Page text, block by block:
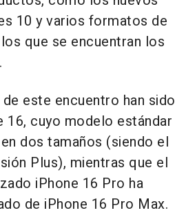
10 y varios formatos de
que se encuentran los
este encuentro han sido
16, cuyo modelo estándar
dos tamaños (siendo el
Plus), mientras que el
iPhone 16 Pro ha
de iPhone 16 Pro Max.